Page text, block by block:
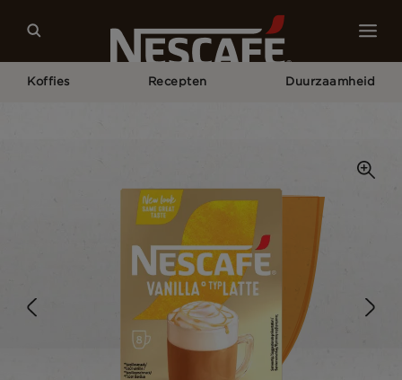
Koffies Recepten Duurzaamheid